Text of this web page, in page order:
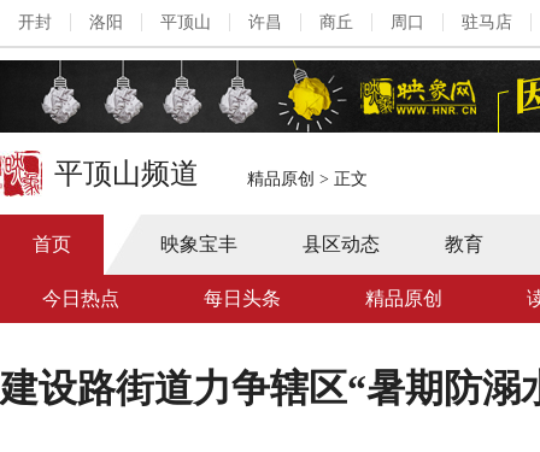
开封 洛阳 平顶山 许昌 商丘 周口 驻马店
平顶山频道 精品原创 > 正文
首页 映象宝丰 县区动态 教育
今日热点 每日头条 精品原创
建设路街道力争辖区“暑期防溺